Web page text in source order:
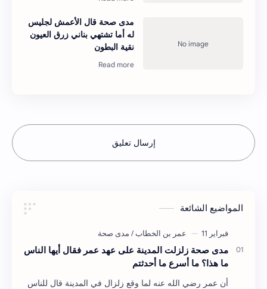
مدى صحة قال الأعمش لجليس
له أما تشتهي بناني زرق العيون
نقية البطون
إرسال تعليق
المواضيع الشائعة
مدى صحة زلزلت المدينة على عهد عمر فقال أيها الناس
ما هذا؟ ما أسرع ما أحدثتم
أن عمر رضي الله عنه لما وقع زلزال في المدينة قال للناس